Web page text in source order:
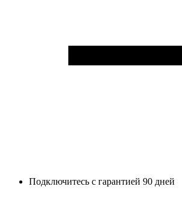
Подключитесь с гарантией 90 дней